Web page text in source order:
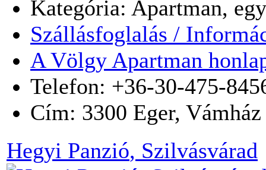
Kategória: Apartman,
Szállásfoglalás /
A Völgy Apartman
Telefon: +36-30-475-
Cím: 3300 Eger,
Hegyi Panzió, Szilvásvárad